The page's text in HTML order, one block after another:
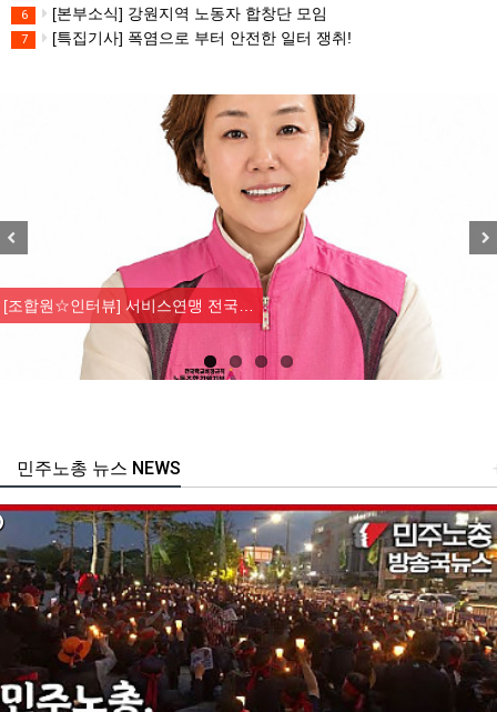
6 [본부소식] 강원지역 노동자 합창단 모임
7 [특집기사] 폭염으로 부터 안전한 일터 쟁취!
[조합원☆인터뷰] 서비스연맹 전국…
주노총 뉴스 NEWS